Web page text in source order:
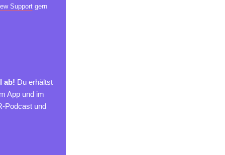
Supportgern
ab! Du erhältst
App und im
Podcast und